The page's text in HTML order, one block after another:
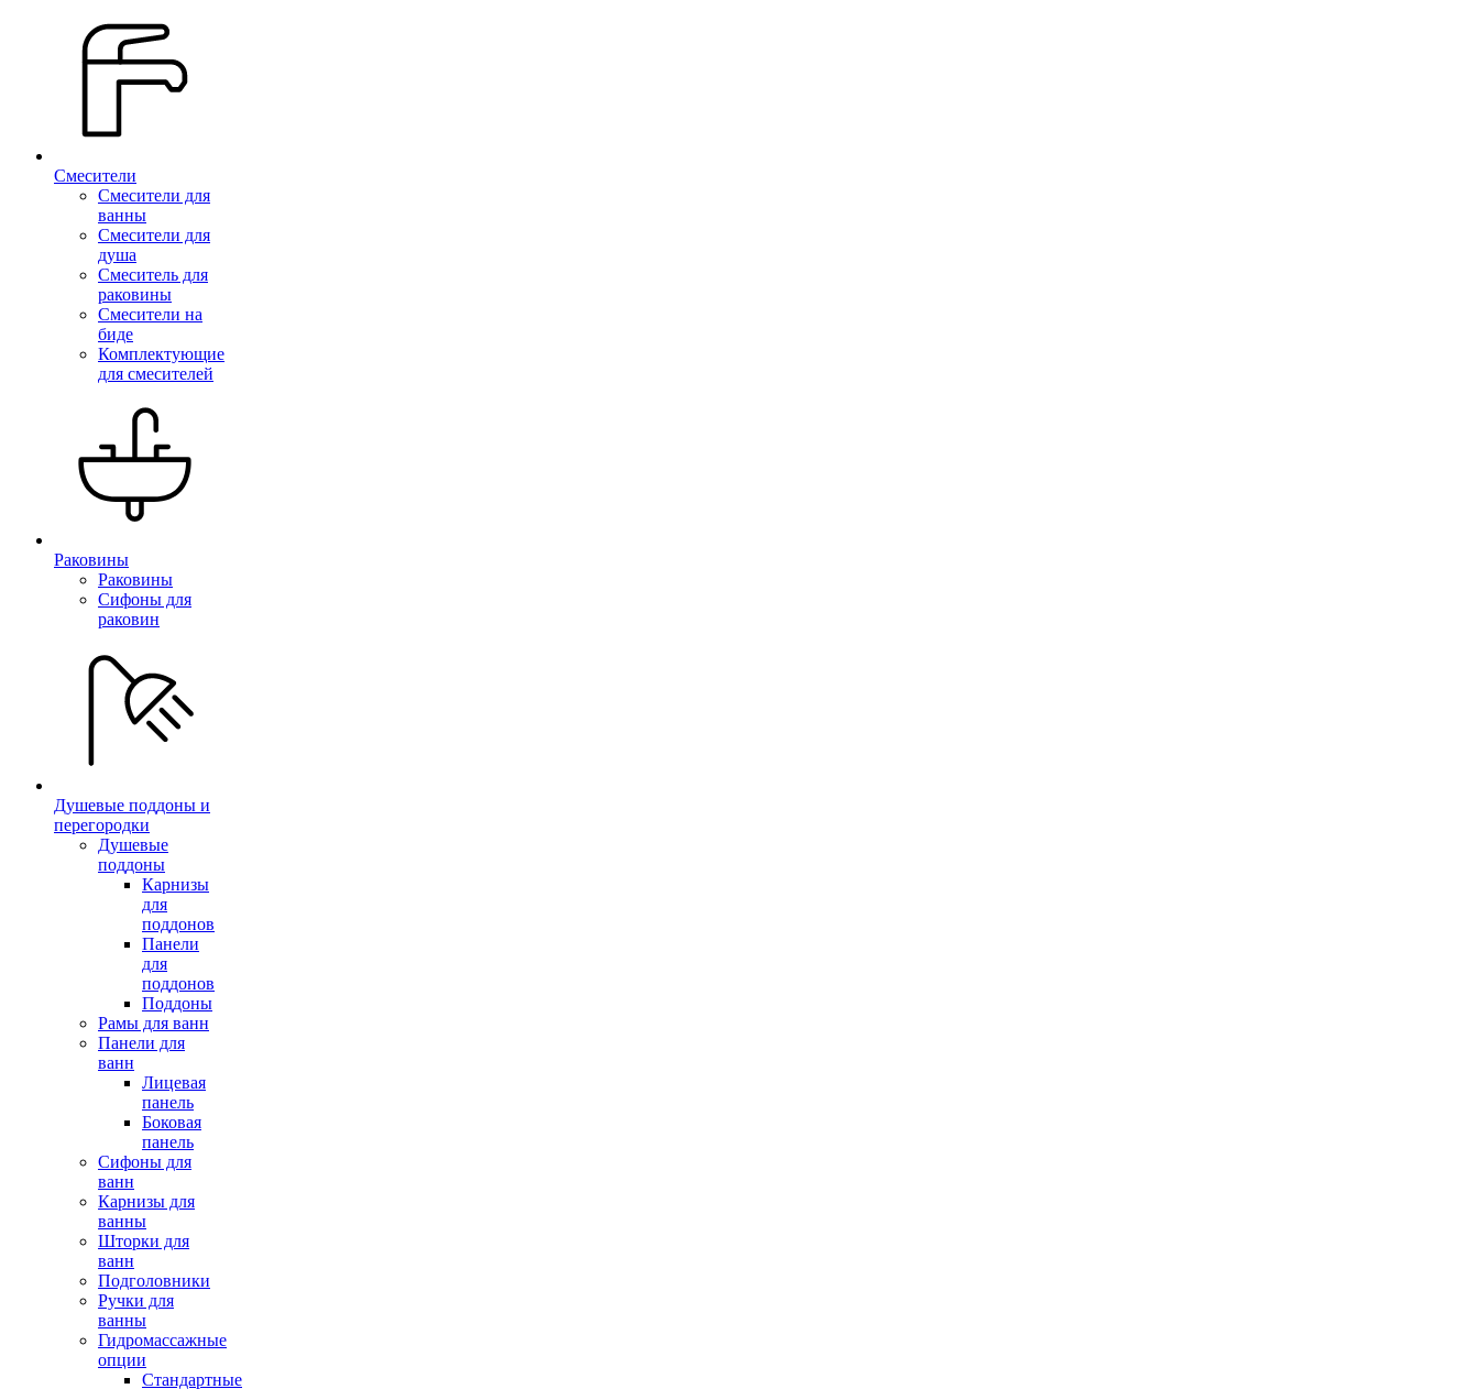
Смесители
Смесители для
ванны
Смесители для
душа
Смеситель для
раковины
Смесители на
биде
Комплектующие
для смесителей
Раковины
Раковины
Сифоны для
раковин
Душевые поддоны и
перегородки
Душевые
поддоны
Карнизы
для
поддонов
Панели
для
поддонов
Поддоны
Рамы для ванн
Панели для
ванн
Лицевая
панель
Боковая
панель
Сифоны для
ванн
Карнизы для
ванны
Шторки для
ванн
Подголовники
Ручки для
ванны
Гидромассажные
опции
Стандартные